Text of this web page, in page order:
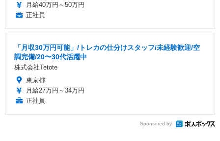
月給40万円～50万円
正社員
「月収30万円可能」/トレカの仕分けスタッフ/未経験歓迎/空
調完備/20〜30代活躍中
株式会社Tetote
東京都
月給27万円～34万円
正社員
Sponsored by